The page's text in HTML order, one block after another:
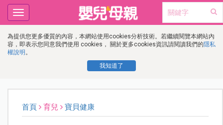
為提供您更多優質的內容，本網站使用cookies分析技術。若繼續閱覽本網站內
容，即表示您同意我們使用 cookies， 關於更多cookies資訊請閱讀我們的隱私
權說明 。
我知道了
Toggle
navigation
首頁 育兒 寶貝健康